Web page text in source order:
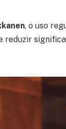
, o uso
reduzir